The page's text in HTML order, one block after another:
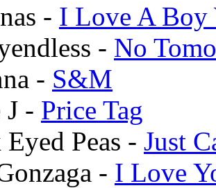
- I Love A Boy
- No
- S&M
J - Price Tag
Peas - Just
- I Love